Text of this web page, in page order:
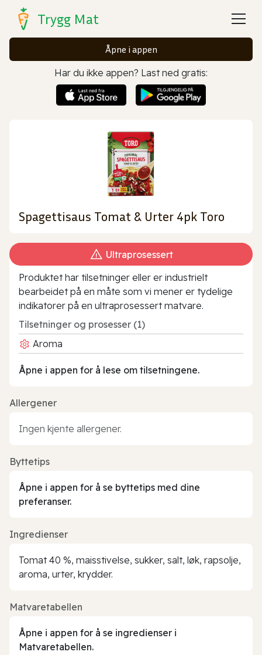
Trygg Mat
Åpne i appen
Har du ikke appen? Last ned gratis:
Spagettisaus Tomat & Urter 4pk Toro
Ultraprosessert
Produktet har tilsetninger eller er industrielt
bearbeidet på en måte som vi mener er tydelige
indikatorer på en ultraprosessert matvare.
Tilsetninger og prosesser (1)
Aroma
Åpne i appen for å lese om tilsetningene.
Allergener
Ingen kjente allergener.
Byttetips
Åpne i appen for å se byttetips med dine
preferanser.
Ingredienser
Tomat 40 %, maisstivelse, sukker, salt, løk, rapsolje,
aroma, urter, krydder.
Matvaretabellen
Åpne i appen for å se ingredienser i
Matvaretabellen.